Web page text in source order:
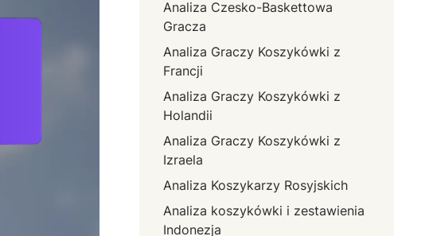
Analiza Czesko-Baskettowa
Gracza
Analiza Graczy Koszykówki z
Francji
Analiza Graczy Koszykówki z
Holandii
Analiza Graczy Koszykówki z
Izraela
Analiza Koszykarzy Rosyjskich
Analiza koszykówki i zestawienia
Indonezja